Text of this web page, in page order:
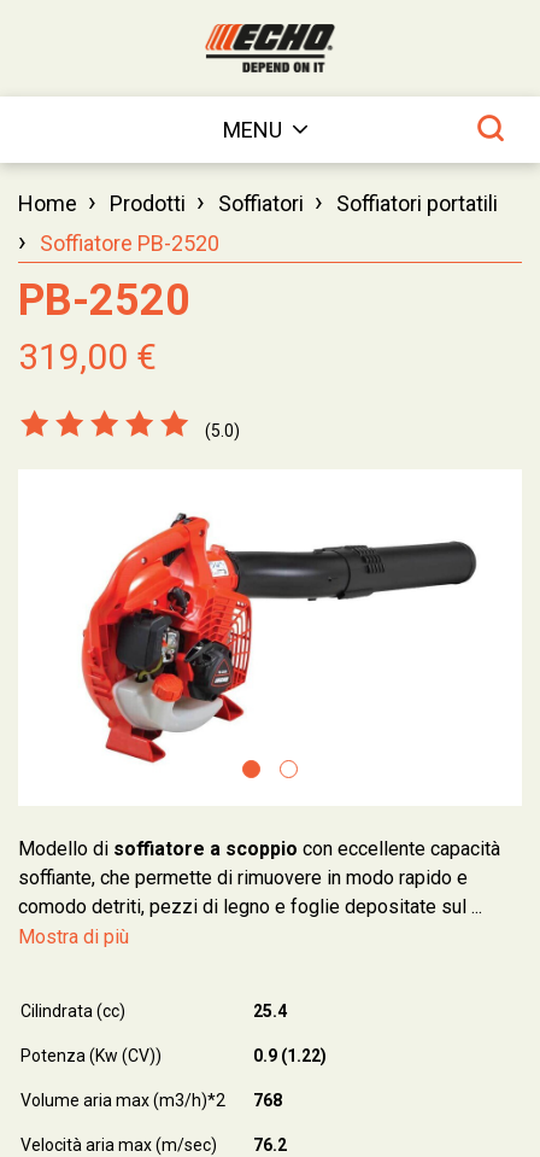
MENU
Home › Prodotti › Soffiatori › Soffiatori portatili
› Soffiatore PB-2520
PB-2520
319,00 €
(5.0)
Modello di soffiatore a scoppio con eccellente capacità
soffiante, che permette di rimuovere in modo rapido e
comodo detriti, pezzi di legno e foglie depositate sul ...
Mostra di più
Cilindrata (cc) 25.4
Potenza (Kw (CV)) 0.9 (1.22)
Volume aria max (m3/h)*2 768
Velocità aria max (m/sec) 76.2